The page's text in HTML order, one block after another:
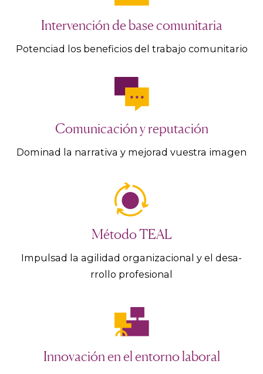
Intervención de base comunitaria
Potenciad los beneficios del trabajo comunitario
Comunicación y reputación
Dominad la narrativa y mejorad vuestra imagen
Método TEAL
Impulsad la agilidad organizacional y el desa-
rrollo profesional
Innovación en el entorno laboral